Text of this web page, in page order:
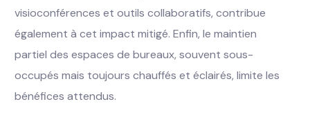
visioconférences et outils collaboratifs, contribue
également à cet impact mitigé. Enfin, le maintien
partiel des espaces de bureaux, souvent sous-
occupés mais toujours chauffés et éclairés, limite les
bénéfices attendus.